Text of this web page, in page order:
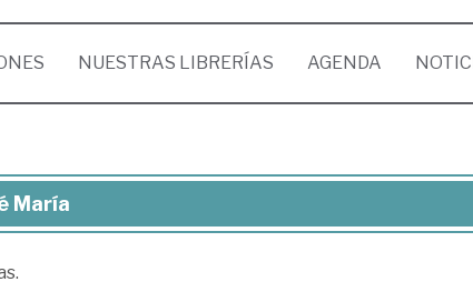
NUESTRAS LIBRERÍAS AGENDA
María